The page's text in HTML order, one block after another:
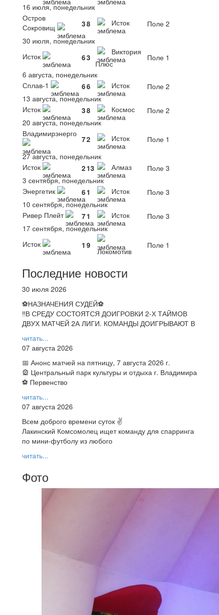
16 июля, понедельник
Остров
Сокровищ
38 Исток
Поле 2
30 июля, понедельник
Исток
63
Виктория
Плюс
Поле 1
6 августа, понедельник
Сплав-1
66 Исток
Поле 2
13 августа, понедельник
Исток
38 Космос
Поле 2
20 августа, понедельник
Владимирэнерго
72 Исток
Поле 1
27 августа, понедельник
Исток
213 Алмаз
Поле 3
3 сентября, понедельник
Энергетик
61 Исток
Поле 3
10 сентября, понедельник
Ривер Плейт
71 Исток
Поле 3
17 сентября, понедельник
Исток
1 9
Локомотив
Поле 1
Последние новости
30 июля 2026
⚽НАЗНАЧЕНИЯ СУДЕЙ⚽
‼В СРЕДУ СОСТОЯТСЯ ДОИГРОВКИ 2-Х ТАЙМОВ
ДВУХ МАТЧЕЙ 2А ЛИГИ. КОМАНДЫ ДОИГРЫВАЮТ В
читать...
07 августа 2026
📅 Анонс матчей на пятницу, 7 августа 2026 г.
🎡 Центральный парк культуры и отдыха г. Владимира
⚽ Первенство
читать...
07 августа 2026
Всем доброго времени суток ✌
Лакинский Комсомолец ищет команду для спарринга
по мини-футболу из любого
читать...
Фото